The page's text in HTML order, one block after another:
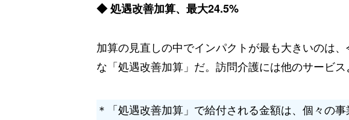
◆ 処遇改善加算、最大24.5%
加算の見直しの中でインパクトが最も大きいのは
な「処遇改善加算」だ。訪問介護には他のサービ
＊「処遇改善加算」で給付される金額は、個々の